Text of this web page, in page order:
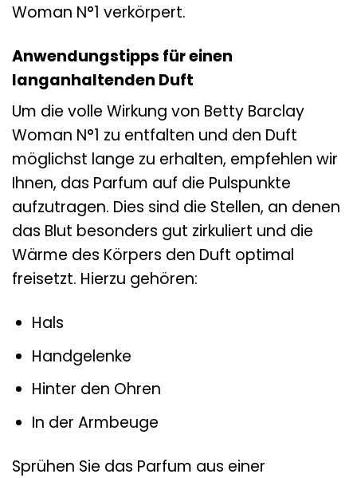
Woman N°1 verkörpert.
Anwendungstipps für einen
langanhaltenden Duft
Um die volle Wirkung von Betty Barclay
Woman N°1 zu entfalten und den Duft
möglichst lange zu erhalten, empfehlen wir
Ihnen, das Parfum auf die Pulspunkte
aufzutragen. Dies sind die Stellen, an denen
das Blut besonders gut zirkuliert und die
Wärme des Körpers den Duft optimal
freisetzt. Hierzu gehören:
Hals
Handgelenke
Hinter den Ohren
In der Armbeuge
Sprühen Sie das Parfum aus einer